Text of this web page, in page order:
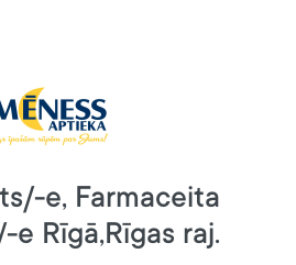
e, Farmaceita
e Rīgā,Rīgas raj.